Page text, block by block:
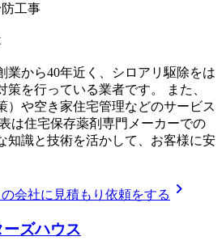
工事
業から40年近く、シロアリ駆除をは
策を行っている業者です。 また、
）や空き家住宅管理などのサービス
は住宅保存薬剤専門メーカーでの
知識と技術を活かして、お客様に安
の会社に見積もり依頼をする chevron_right
ズハウス